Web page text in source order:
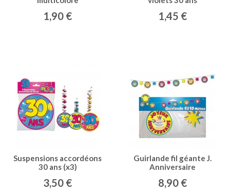
1,90 € 1,45 €
Suspensions accordéons
30 ans (x3)
3,50 €
Guirlande fil géante J.
Anniversaire
8,90 €